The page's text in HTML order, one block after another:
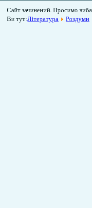
Сайт зачинений. Просимо
Ви тут:Література Роздуми